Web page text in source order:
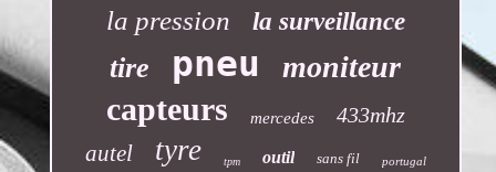
la pression la surveillance
tire pneu moniteur
capteurs mercedes 433mhz
autel tyre tpm outil sans fil portugal